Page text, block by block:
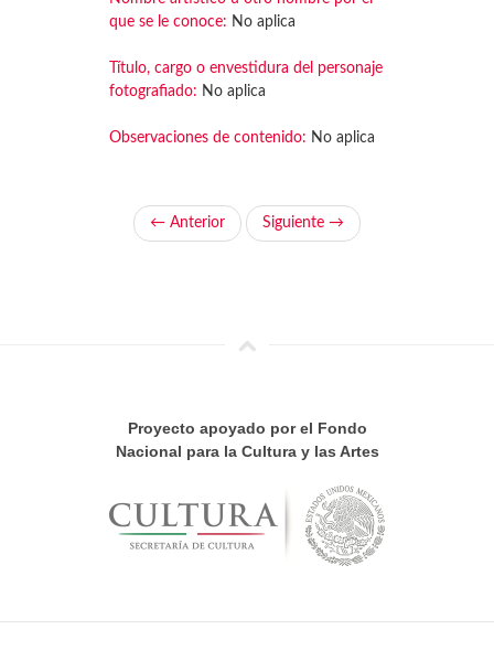
que se le conoce: No aplica
Título, cargo o envestidura del personaje
fotografiado: No aplica
Observaciones de contenido: No aplica
← Anterior Siguiente →
Proyecto apoyado por el Fondo
Nacional para la Cultura y las Artes